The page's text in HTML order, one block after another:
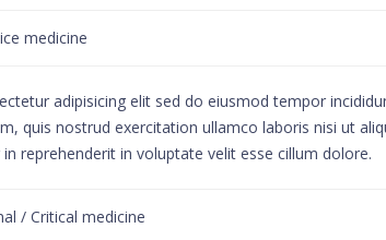
medicine
adipisicing elit sed do eiusmod tempor
quis nostrud exercitation ullamco laboris nisi ut
reprehenderit in voluptate velit esse cillum dolore.
/ Critical medicine